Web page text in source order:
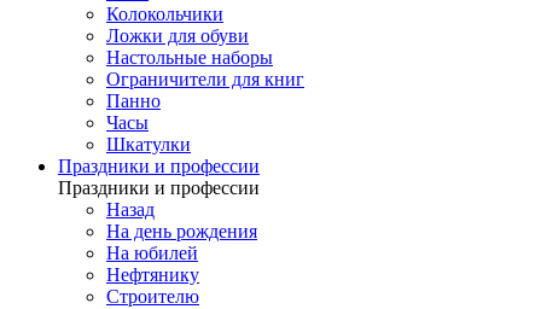
Колокольчики
Ложки для обуви
Настольные наборы
Ограничители для книг
Панно
Часы
Шкатулки
Праздники и профессии
Праздники и профессии
Назад
На день рождения
На юбилей
Нефтянику
Строителю